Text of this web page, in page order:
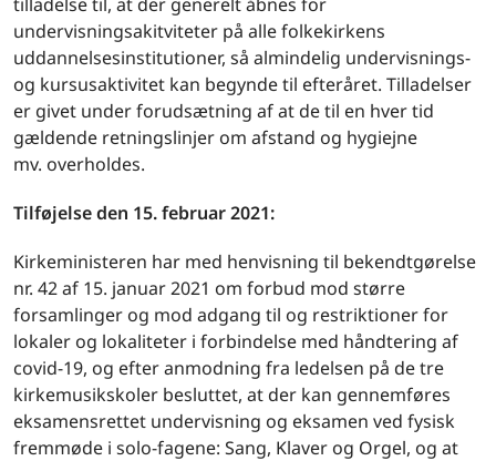
undervisningsakitviteter på alle folkekirkens
uddannelsesinstitutioner, så almindelig undervisnings-
og kursusaktivitet kan begynde til efteråret. Tilladelser
er givet under forudsætning af at de til en hver tid
gældende retningslinjer om afstand og hygiejne
mv. overholdes.
Tilføjelse den 15. februar 2021:
Kirkeministeren har med henvisning til bekendtgørelse
nr. 42 af 15. januar 2021 om forbud mod større
forsamlinger og mod adgang til og restriktioner for
lokaler og lokaliteter i forbindelse med håndtering af
covid-19, og efter anmodning fra ledelsen på de tre
kirkemusikskoler besluttet, at der kan gennemføres
eksamensrettet undervisning og eksamen ved fysisk
fremmøde i solo-fagene: Sang, Klaver og Orgel, og at